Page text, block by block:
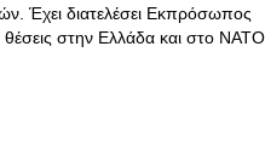
Έχει διατελέσει Εκπρόσωπος
θέσεις στην Ελλάδα και στο ΝΑΤΟ.